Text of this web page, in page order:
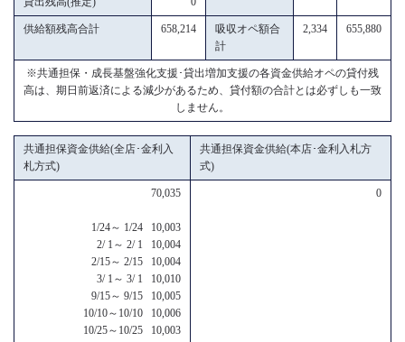
供給額残高合計 658,214
吸収オペ額合
計
2,334 655,880
※共通担保・成長基盤強化支援･貸出増加支援の各資金供給オペの貸付残
高は、期日前返済による減少があるため、貸付額の合計とは必ずしも一致
しません。
共通担保資金供給(全店･金利入
札方式)
共通担保資金供給(本店･金利入札方
式)
70,035
1/24～ 1/24 10,003
2/ 1～ 2/ 1 10,004
2/15～ 2/15 10,004
3/ 1～ 3/ 1 10,010
9/15～ 9/15 10,005
10/10～10/10 10,006
10/25～10/25 10,003
0